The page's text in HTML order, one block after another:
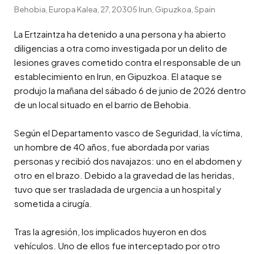
Behobia, Europa Kalea, 27, 20305 Irun, Gipuzkoa, Spain
La Ertzaintza ha detenido a una persona y ha abierto
diligencias a otra como investigada por un delito de
lesiones graves cometido contra el responsable de un
establecimiento en Irun, en Gipuzkoa. El ataque se
produjo la mañana del sábado 6 de junio de 2026 dentro
de un local situado en el barrio de Behobia.
Según el Departamento vasco de Seguridad, la víctima,
un hombre de 40 años, fue abordada por varias
personas y recibió dos navajazos: uno en el abdomen y
otro en el brazo. Debido a la gravedad de las heridas,
tuvo que ser trasladada de urgencia a un hospital y
sometida a cirugía.
Tras la agresión, los implicados huyeron en dos
vehículos. Uno de ellos fue interceptado por otro